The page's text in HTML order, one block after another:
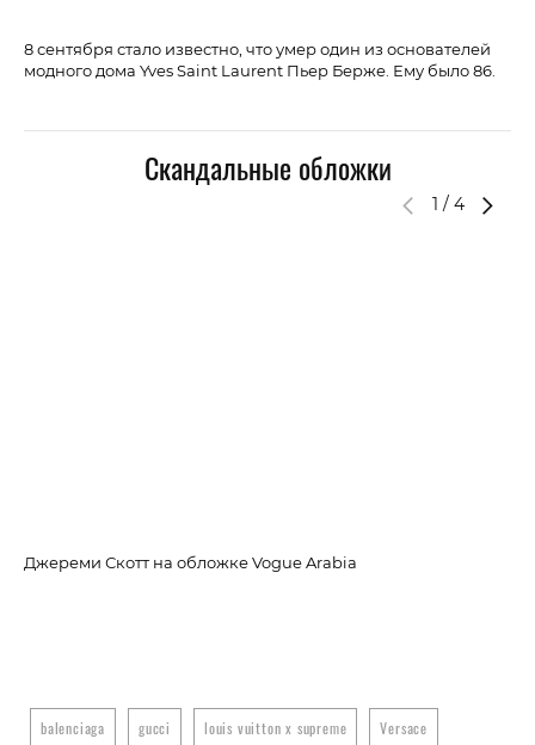
8 сентября стало известно, что умер один из основателей
модного дома Yves Saint Laurent Пьер Берже. Ему было 86.
Скандальные обложки
1 / 4
Джереми Скотт на обложке Vogue Arabia
balenciaga gucci louis vuitton x supreme Versace